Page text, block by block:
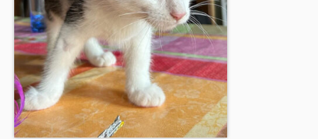
BOUTIQUE
FORUM